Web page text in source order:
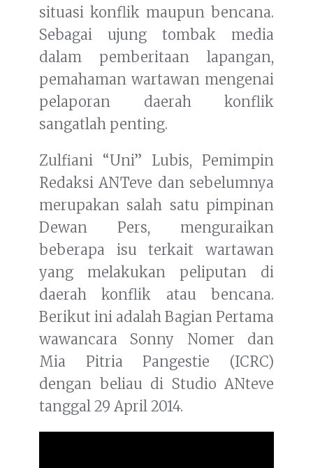
situasi konflik maupun bencana.
Sebagai ujung tombak media
dalam pemberitaan lapangan,
pemahaman wartawan mengenai
pelaporan daerah konflik
sangatlah penting.
Zulfiani “Uni” Lubis, Pemimpin
Redaksi ANTeve dan sebelumnya
merupakan salah satu pimpinan
Dewan Pers, menguraikan
beberapa isu terkait wartawan
yang melakukan peliputan di
daerah konflik atau bencana.
Berikut ini adalah Bagian Pertama
wawancara Sonny Nomer dan
Mia Pitria Pangestie (ICRC)
dengan beliau di Studio ANteve
tanggal 29 April 2014.